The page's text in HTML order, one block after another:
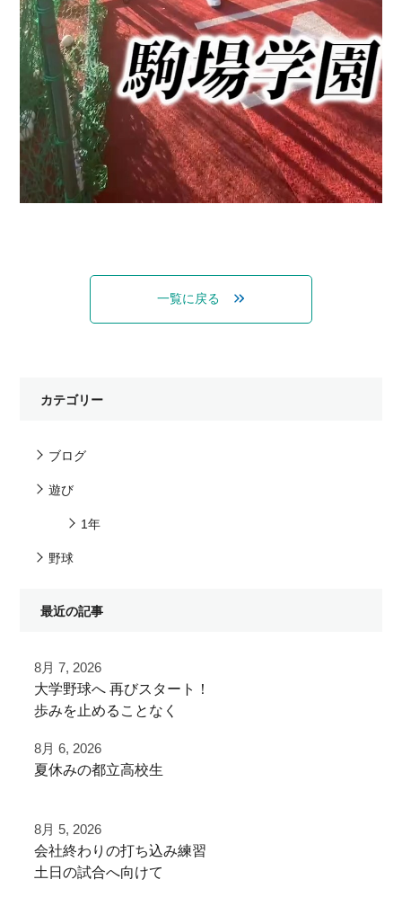
一覧に戻る
カテゴリー
ブログ
遊び
1年
野球
最近の記事
8月 7, 2026
⁡大学野球へ⁡ 再びスタート！⁡
⁡⁡歩みを止めることなく⁡
⁡頑張って
⁡#甲子園 #甲子園の夏 高校野球の夏
少年野球の父 少年野球の母 野球父 野球母
アーチスト ホームラン ホームランバッター
8月 6, 2026
夏休みの都立高校生
早速秋に向けた自主練
ご利用ありがとうございました
8月 5, 2026
⁡会社終わりの打ち込み⁡練習⁡
⁡土日の試合へ向けて⁡